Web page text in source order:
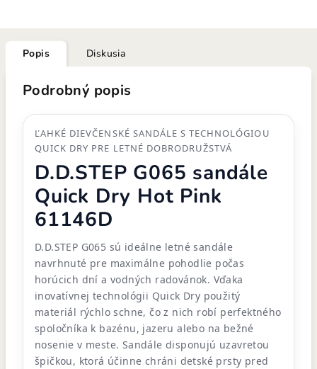
Popis Diskusia
Podrobný popis
ĽAHKÉ DIEVČENSKÉ SANDÁLE S TECHNOLÓGIOU
QUICK DRY PRE LETNÉ DOBRODRUŽSTVÁ
D.D.STEP G065 sandále
Quick Dry Hot Pink
61146D
D.D.STEP G065 sú ideálne letné sandále
navrhnuté pre maximálne pohodlie počas
horúcich dní a vodných radovánok. Vďaka
inovatívnej technológii Quick Dry použitý
materiál rýchlo schne, čo z nich robí perfektného
spoločníka k bazénu, jazeru alebo na bežné
nosenie v meste. Sandále disponujú uzavretou
špičkou, ktorá účinne chráni detské prsty pred